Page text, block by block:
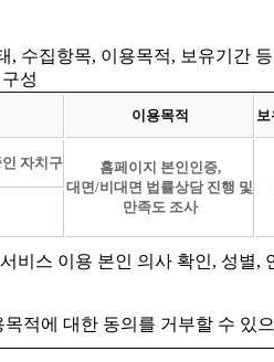
, 수집항목, 이용목적, 보유기간
구성
이용목적
자치구
홈페이지 본인인증,
대면/비대면 법률상담 진행 및
만족도 조사
비스 이용 본인 의사 확인, 성별
적에 대한 동의를 거부할 수 있